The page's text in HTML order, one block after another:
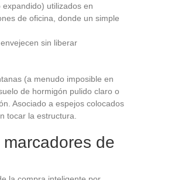
utilizados en
de oficina, donde un simple
sin liberar
(a menudo imposible en
de hormigón pulido claro o
Asociado a espejos colocados
tocar la estructura.
de